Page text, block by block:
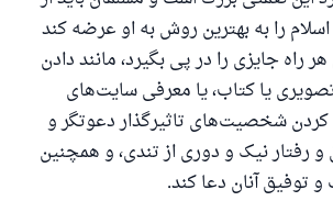
اسلام را به بهترین روش به او عرضه کند
راه جایزی را در پی بگیرد، مانند دادن
یا کتاب، یا معرفی سایت‌های
شخصیت‌های تاثیرگذار دعوتگر و
و رفتار نیک و دوری از تندی، و همچنین
توفیق آنان دعا کند.